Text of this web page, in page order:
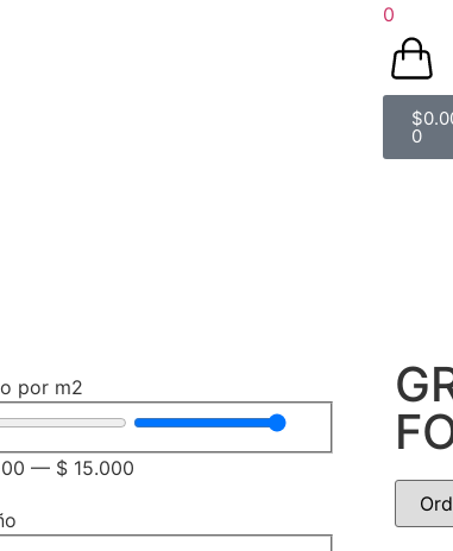
0
$
0
por m2
— $ 15.000